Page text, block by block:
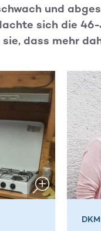
und
sich die
dass mehr